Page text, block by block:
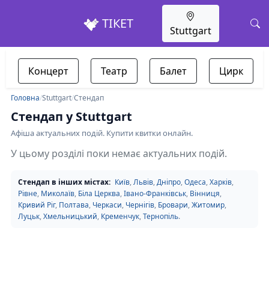
ТІКЕТ Stuttgart
Концерт Театр Балет Цирк
Головна/Stuttgart/Стендап
Стендап у Stuttgart
Афіша актуальних подій. Купити квитки онлайн.
У цьому розділі поки немає актуальних подій.
Стендап в інших містах: Київ,Львів,Дніпро,Одеса,Харків,
Рівне, Миколаїв, Біла Церква,Івано-Франківськ, Вінниця,
Кривий Ріг, Полтава, Черкаси, Чернігів, Бровари,Житомир,
Луцьк,Хмельницький, Кременчук,Тернопіль.